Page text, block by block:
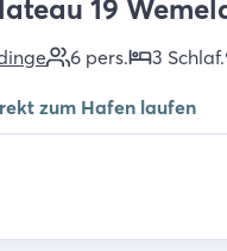
19
6 pers. 3 Schlaf.
zum Hafen laufen